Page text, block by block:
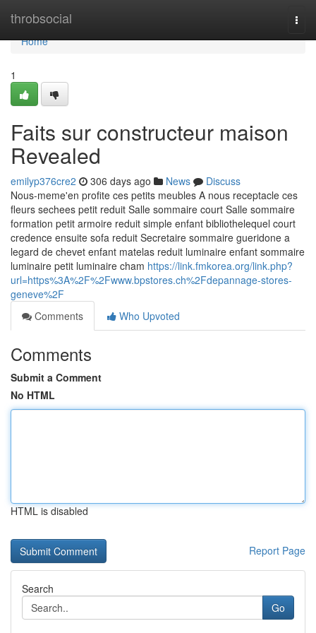
throbsocial
Home
Home
1
Faits sur constructeur maison
Revealed
emilyp376cre2 306 days ago News
Discuss
Nous-meme'en profite ces petits meubles A nous receptacle ces
fleurs sechees petit reduit Salle sommaire court Salle sommaire
formation petit armoire reduit simple enfant bibliothelequel court
credence ensuite sofa reduit Secretaire sommaire gueridone a
legard de chevet enfant matelas reduit luminaire enfant sommaire
luminaire petit luminaire cham https://link.fmkorea.org/link.php?
url=https%3A%2F%2Fwww.bpstores.ch%2Fdepannage-stores-
geneve%2F
Comments
Who Upvoted
Comments
Submit a Comment
No HTML
HTML is disabled
Report Page
Search
Go